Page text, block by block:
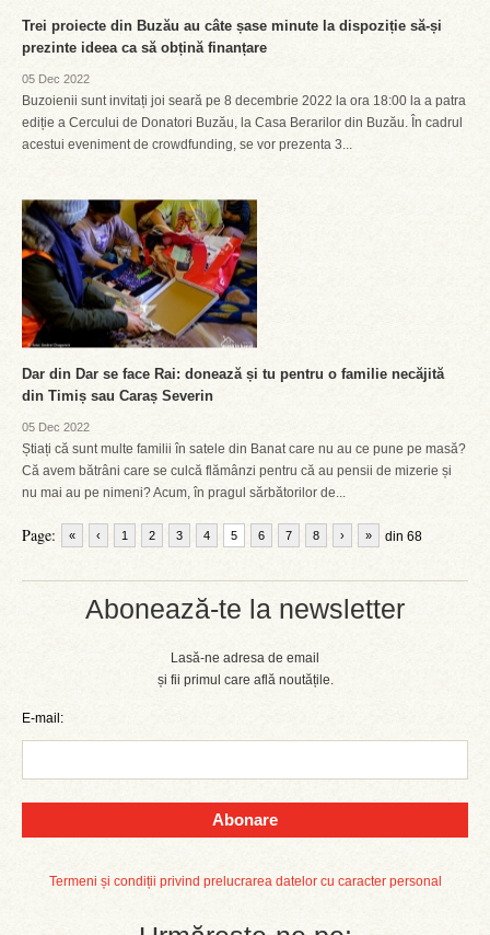
Abonează-te la newsletter
Lasă-ne adresa de email
și fii primul care află noutățile.
E-mail:
Abonare
Termeni și condiții privind prelucrarea datelor cu caracter personal
Trei proiecte din Buzău au câte șase minute la dispoziție să-și
prezinte ideea ca să obțină finanțare
05 Dec 2022
Buzoienii sunt invitați joi seară pe 8 decembrie 2022 la ora 18:00 la a patra
ediție a Cercului de Donatori Buzău, la Casa Berarilor din Buzău. În cadrul
acestui eveniment de crowdfunding, se vor prezenta 3...
Dar din Dar se face Rai: donează și tu pentru o familie necăjită
din Timiș sau Caraș Severin
05 Dec 2022
Știați că sunt multe familii în satele din Banat care nu au ce pune pe masă?
Că avem bătrâni care se culcă flămânzi pentru că au pensii de mizerie și
nu mai au pe nimeni? Acum, în pragul sărbătorilor de...
Page: « ‹ 1 2 3 4 5 6 7 8 din 68
› »